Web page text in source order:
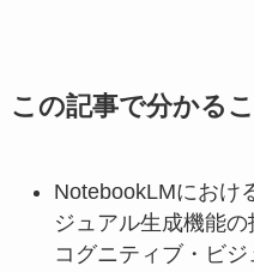
この記事で分かる
NotebookLMにおけ
ジュアル生成機能
コグニティブ・ビ